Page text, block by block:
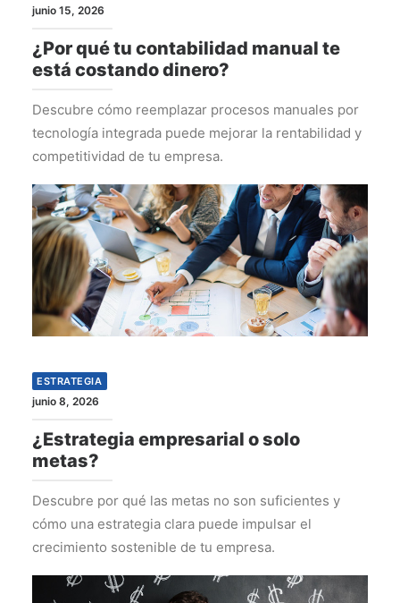
junio 15, 2026
¿Por qué tu contabilidad manual te
está costando dinero?
Descubre cómo reemplazar procesos manuales por
tecnología integrada puede mejorar la rentabilidad y
competitividad de tu empresa.
ESTRATEGIA
junio 8, 2026
¿Estrategia empresarial o solo
metas?
Descubre por qué las metas no son suficientes y
cómo una estrategia clara puede impulsar el
crecimiento sostenible de tu empresa.